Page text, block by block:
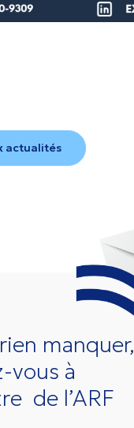
actualités
manquer,
vous à
de l’ARF